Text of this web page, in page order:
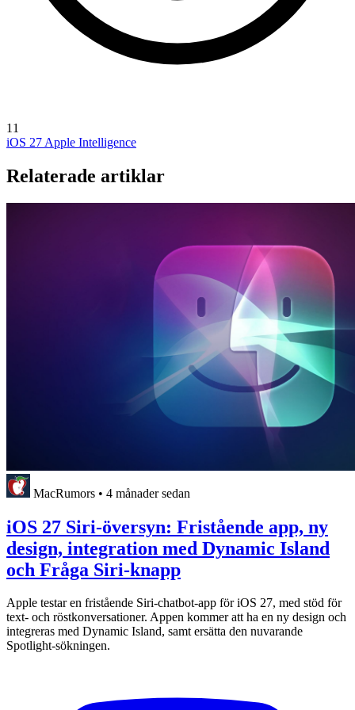
11
iOS 27 Apple Intelligence
Relaterade artiklar
MacRumors • 4 månader sedan
iOS 27 Siri-översyn: Fristående app, ny
design, integration med Dynamic Island
och Fråga Siri-knapp
Apple testar en fristående Siri-chatbot-app för iOS 27, med stöd för
text- och röstkonversationer. Appen kommer att ha en ny design och
integreras med Dynamic Island, samt ersätta den nuvarande
Spotlight-sökningen.